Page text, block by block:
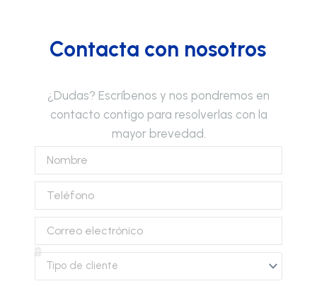
Contacta con nosotros
¿Dudas? Escríbenos y nos pondremos en
contacto contigo para resolverlas con la
mayor brevedad.
electrónico
Tipo